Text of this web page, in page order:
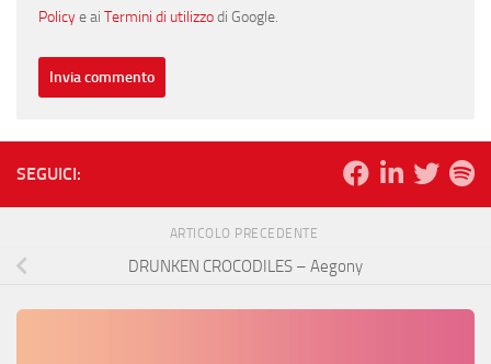
Policye ai Termini di utilizzodi Google.
SEGUICI:
ARTICOLO PRECEDENTE
DRUNKEN CROCODILES – Aegony